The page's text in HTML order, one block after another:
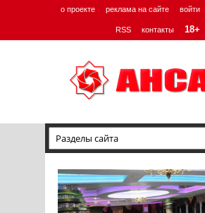
о проекте реклама на сайте войти
RSS контакты 18+